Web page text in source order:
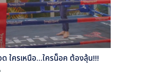
ใครเหนือ...ใครน็อค ต้องลุ้น!!!